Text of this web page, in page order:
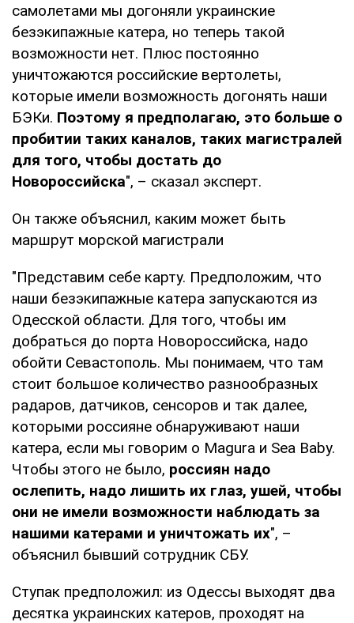
самолетами мы догоняли украинские
безэкипажные катера, но теперь такой
возможности нет. Плюс постоянно
уничтожаются российские вертолеты,
которые имели возможность догонять наши
БЭКи. Поэтому я предполагаю, это больше о
пробитии таких каналов, таких магистралей
для того, чтобы достать до
Новороссийска", – сказал эксперт.
Он также объяснил, каким может быть
маршрут морской магистрали
"Представим себе карту. Предположим, что
наши безэкипажные катера запускаются из
Одесской области. Для того, чтобы им
добраться до порта Новороссийска, надо
обойти Севастополь. Мы понимаем, что там
стоит большое количество разнообразных
радаров, датчиков, сенсоров и так далее,
которыми россияне обнаруживают наши
катера, если мы говорим о Magura и Sea Baby.
Чтобы этого не было, россиян надо
ослепить, надо лишить их глаз, ушей, чтобы
они не имели возможности наблюдать за
нашими катерами и уничтожать их", –
объяснил бывший сотрудник СБУ.
Ступак предположил: из Одессы выходят два
десятка украинских катеров, проходят на